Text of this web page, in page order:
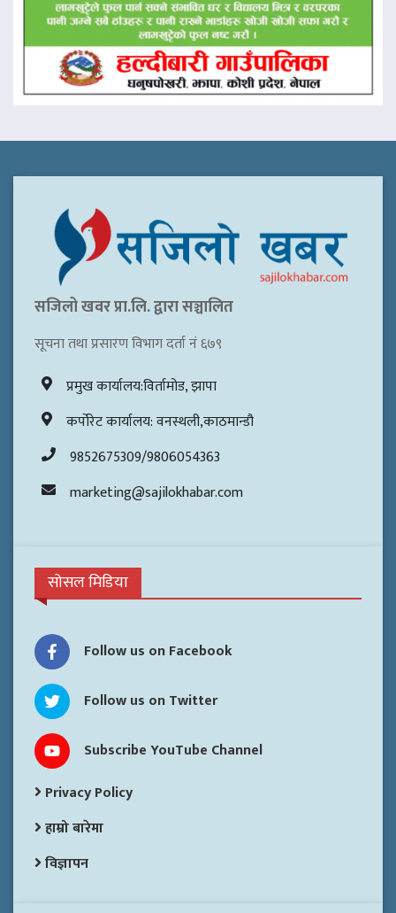
सजिलो खवर प्रा.लि. द्वारा सञ्चालित
सूचना तथा प्रसारण विभाग दर्ता नं ६७९
प्रमुख कार्यालय:विर्तामोड, झापा
कर्पोरेट कार्यालय: वनस्थली,काठमान्डौ
9852675309/9806054363
marketing@sajilokhabar.com
सोसल मिडिया
Follow us on Facebook
Follow us on Twitter
Subscribe YouTube Channel
Privacy Policy
हाम्रो बारेमा
विज्ञापन